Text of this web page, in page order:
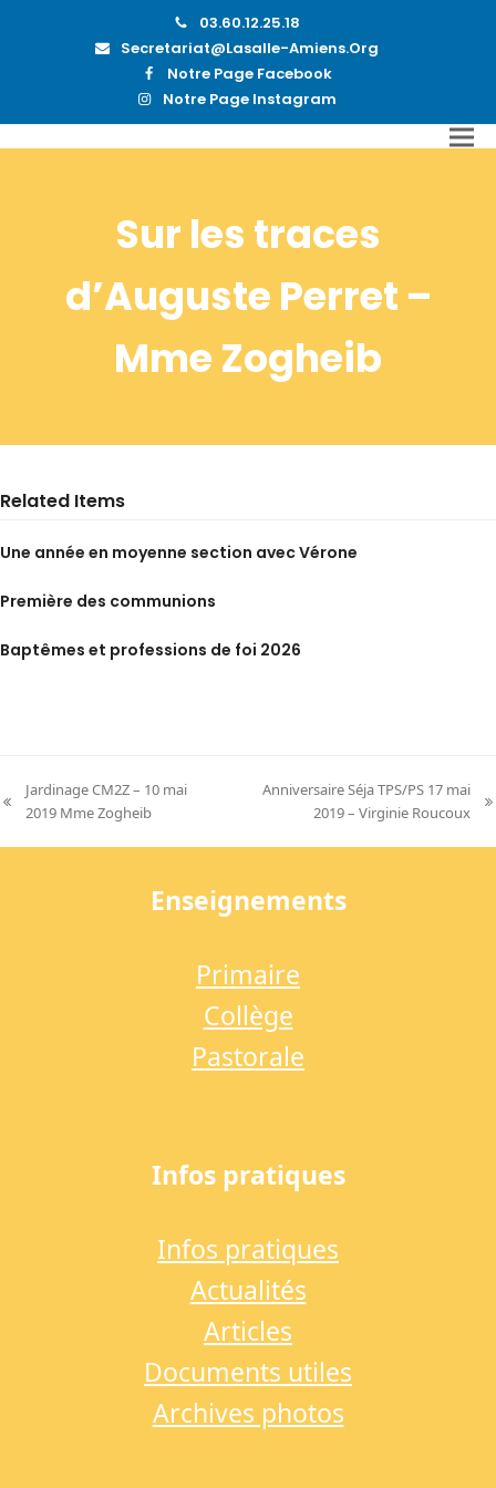
03.60.12.25.18
Secretariat@lasalle-Amiens.org
Notre Page Facebook
Notre Page Instagram
Sur les traces
d’Auguste Perret –
Mme Zogheib
Related Items
Une année en moyenne section avec Vérone
Première des communions
Baptêmes et professions de foi 2026
previous
Jardinage CM2Z – 10 mai
2019 Mme Zogheib
Anniversaire Séja TPS/PS 17 mai
2019 – Virginie Roucoux
Enseignements
Primaire
Collège
Pastorale
Infos pratiques
Infos pratiques
Actualités
Articles
Documents utiles
Archives photos